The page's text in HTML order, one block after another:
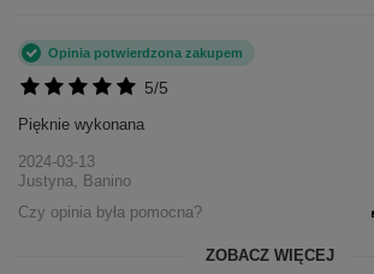
5/5
Opinia potwierdzona zakupem
Pięknie wykonana
2024-03-13
Justyna, Banino
Czy opinia była pomocna?
ZOBACZ WIĘCEJ